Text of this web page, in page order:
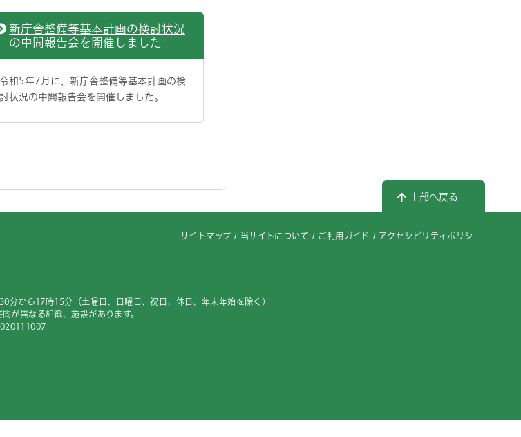
新庁舎整備等基本計画の検討状況
の中間報告会を開催しました
令和5年7月に、新庁舎整備等基本計画の検
討状況の中間報告会を開催しました。
上部へ戻る
サイトマップ 当サイトについて ご利用ガイド アクセシビリティポリシー
分から17時15分（土曜日、日曜日、祝日、休日、年末年始を除く）
が異なる組織、施設があります。